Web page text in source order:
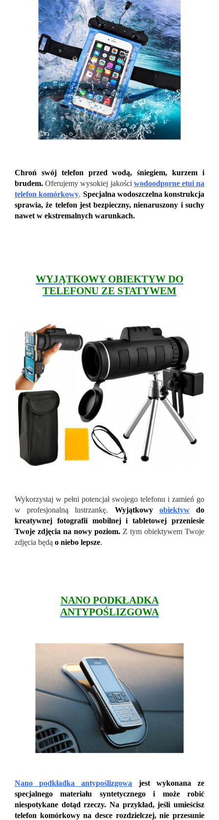
Chroń swój telefon przed wodą, śniegiem, kurzem i
brudem. Oferujemy wysokiej jakości wodoodporne etui na
telefon komórkowy. Specjalna wodoszczelna konstrukcja
sprawia, że ​​telefon jest bezpieczny, nienaruszony i suchy
nawet w ekstremalnych warunkach.
WYJĄTKOWY OBIEKTYW DO
TELEFONU ZE STATYWEM
Wykorzystaj w pełni potencjał swojego telefonu i zamień go
w profesjonalną lustrzankę. Wyjątkowy obiektywdo
kreatywnej fotografii mobilnej i tabletowej przeniesie
Twoje zdjęcia na nowy poziom. Z tym obiektywem Twoje
zdjęcia będą o niebo lepsze.
NANO PODKŁADKA
ANTYPOŚLIZGOWA
Nano podkładka antypoślizgowa jest wykonana ze
specjalnego materiału syntetycznego i może robić
niespotykane dotąd rzeczy. Na przykład, jeśli umieścisz
telefon komórkowy na desce rozdzielczej, nie przesunie